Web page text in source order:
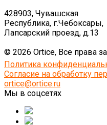
428903, Чувашская
Республика, г.Чебоксары,
Лапсарский проезд, д.13
© 2026 Ortice, Все права
Политика
Согласие на обработку
ortice@ortice.ru
Мы в соцсетях